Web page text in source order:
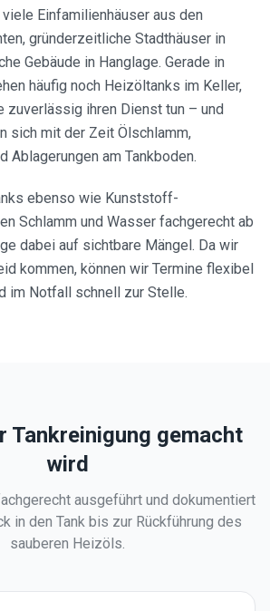
Einfamilienhäuser aus den
gründerzeitliche Stadthäuser in
Gebäude in Hanglage. Gerade in
häufig noch Heizöltanks im Keller,
zuverlässig ihren Dienst tun – und
sich mit der Zeit Ölschlamm,
Ablagerungen am Tankboden.
ebenso wie Kunststoff-
Schlamm und Wasser fachgerecht ab
dabei auf sichtbare Mängel. Da wir
kommen, können wir Termine flexibel
im Notfall schnell zur Stelle.
Tankreinigung gemacht
wird
ausgeführt und dokumentiert
in den Tank bis zur Rückführung des
sauberen Heizöls.